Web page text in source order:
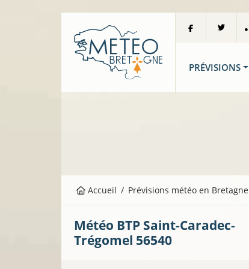
PRÉVISIONS
Accueil Prévisions météo en Bretagne
Météo BTP Saint-Caradec-
Trégomel 56540